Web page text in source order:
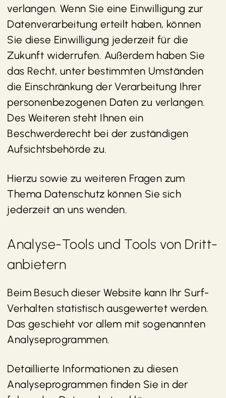
verlangen. Wenn Sie eine Einwilligung zur
Datenverarbeitung erteilt haben, können
Sie diese Einwilligung jederzeit für die
Zukunft widerrufen. Außerdem haben Sie
das Recht, unter bestimmten Umständen
die Einschränkung der Verarbeitung Ihrer
personenbezogenen Daten zu verlangen.
Des Weiteren steht Ihnen ein
Beschwerderecht bei der zuständigen
Aufsichtsbehörde zu.
Hierzu sowie zu weiteren Fragen zum
Thema Datenschutz können Sie sich
jederzeit an uns wenden.
Analyse-Tools und Tools von Dritt­
anbietern
Beim Besuch dieser Website kann Ihr Surf-
Verhalten statistisch ausgewertet werden.
Das geschieht vor allem mit sogenannten
Analyseprogrammen.
Detaillierte Informationen zu diesen
Analyseprogrammen finden Sie in der